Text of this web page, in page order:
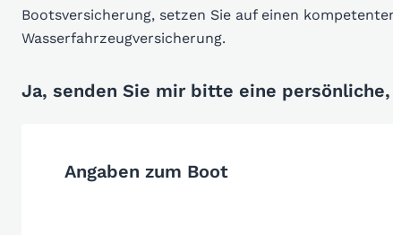
Bootsversicherung, setzen Sie auf einen
Wasserfahrzeugversicherung.
Ja, senden Sie mir bitte eine
Angaben zum Boot